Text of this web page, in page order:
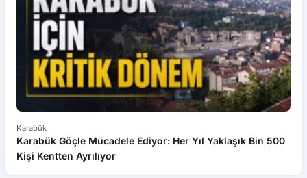
Karabük
Karabük Göçle Mücadele Ediyor: Her Yıl Yaklaşık Bin 500
Kişi Kentten Ayrılıyor